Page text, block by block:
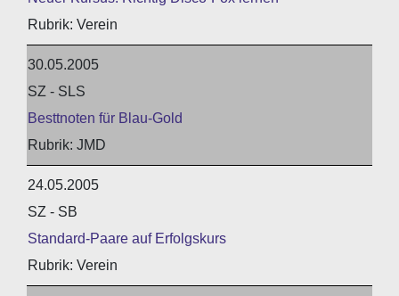
Verein
30.05.2005
SZ - SLS
Besttnoten für Blau-Gold
JMD
24.05.2005
SZ - SB
Standard-Paare auf Erfolgskurs
Verein